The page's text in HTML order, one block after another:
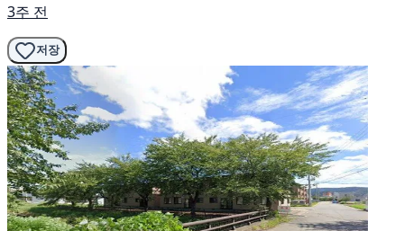
3주 전
저장